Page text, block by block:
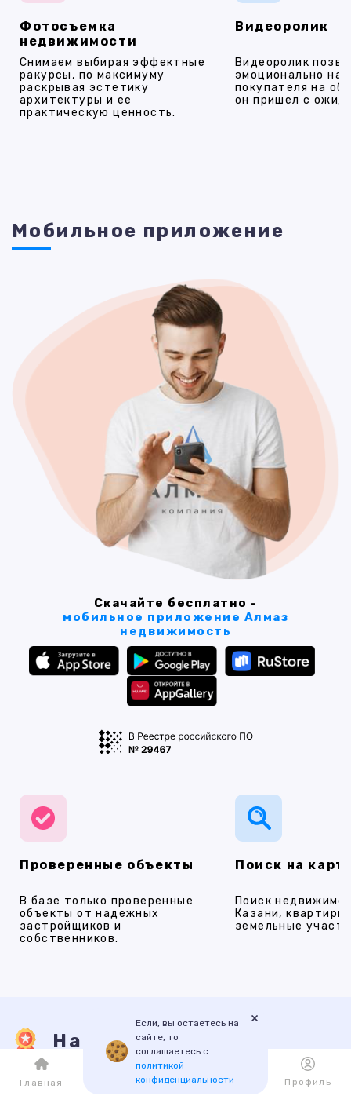
Фотосъемка
недвижимости
Снимаем выбирая эффектные
ракурсы, по максимуму
раскрывая эстетику
архитектуры и ее
практическую ценность.
Видеоролик
Видеоролик
эмоционально
покупателя на
он пришел с
Мобильное приложение
Скачайте бесплатно -
мобильное приложение Алмаз
недвижимость
Проверенные объекты
В базе только проверенные
объекты от надежных
застройщиков и
собственников.
Поиск на
Поиск
Казани,
земельные
Наши услуги
Если, вы остаетесь на
сайте, то
соглашаетесь с
политикой
конфиденциальности
×
Главная Каталог Избранное Профиль